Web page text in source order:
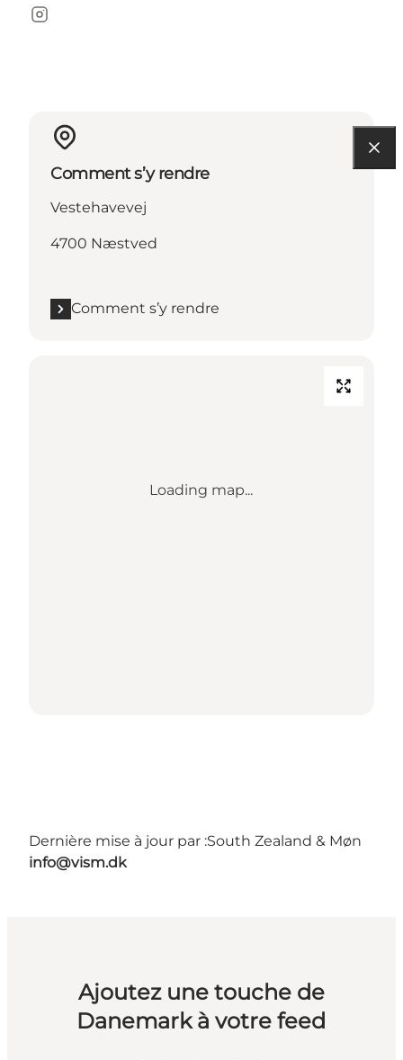
Instagram
Comment s’y rendre
Vestehavevej
4700 Næstved
Comment s’y rendre
Loading map...
Dernière mise à jour par :South Zealand & Møn
info@vism.dk
Ajoutez une touche de
Danemark à votre feed